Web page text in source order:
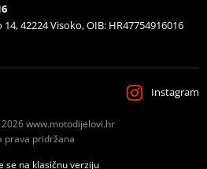
42224 Visoko, OIB: HR47754916016
Instagram
www.motodijelovi.hr
prava pridržana
se na klasičnu verziju